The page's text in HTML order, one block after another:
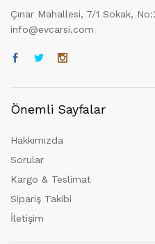
Çınar Mahallesi, 7/1 Sokak,
info@evcarsi.com
Önemli Sayfalar
Hakkımızda
Sorular
Kargo & Teslimat
Sipariş Takibi
İletişim